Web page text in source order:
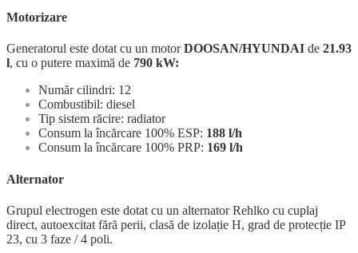
Motorizare
Generatorul este dotat cu un motorDOOSAN/HYUNDAI de 21.93
l, cu o putere maximă de 790 kW:
Număr cilindri: 12
Combustibil: diesel
Tip sistem răcire: radiator
Consum la încărcare 100% ESP: 188 l/h
Consum la încărcare 100% PRP: 169 l/h
Alternator
Grupul electrogen este dotat cu un alternator Rehlko cu cuplaj
direct, autoexcitat fără perii, clasă de izolație H, grad de protecție IP
23, cu 3 faze / 4 poli.